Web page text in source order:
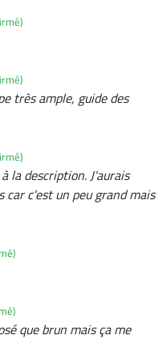
très ample, guide des
la description. J'aurais
car c'est un peu grand mais
que brun mais ça me